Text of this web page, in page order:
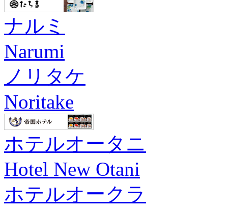
ナルミ
Narumi
ノリタケ
Noritake
ホテルオータニ
Hotel New Otani
ホテルオークラ